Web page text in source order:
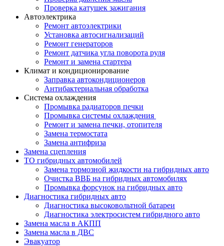
Проверка катушек зажигания
Автоэлектрика
Ремонт автоэлектрики
Установка автосигнализаций
Ремонт генераторов
Ремонт датчика угла поворота руля
Ремонт и замена стартера
Климат и кондиционирование
Заправка автокондиционеров
Антибактериальная обработка
Система охлаждения
Промывка радиаторов печки
Промывка системы охлаждения
Ремонт и замена печки, отопителя
Замена термостата
Замена антифриза
Замена сцепления
ТО гибридных автомобилей
Замена тормозной жидкости на гибридных авто
Очистка ВВБ на гибридных автомобилях
Промывка форсунок на гибридных авто
Диагностика гибридных авто
Диагностика высоковольтной батареи
Диагностика электросистем гибридного авто
Замена масла в АКПП
Замена масла в ДВС
Эвакуатор